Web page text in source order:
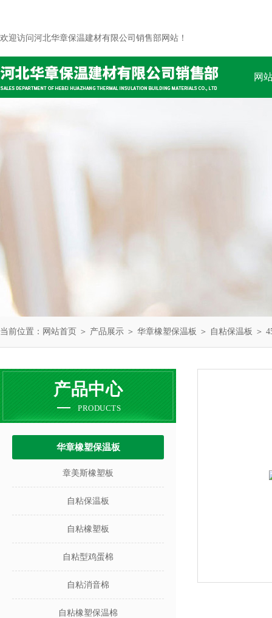
欢迎访问河北华章保温建材有限公司销售部网站！
网
当前位置： 网站首页 ＞ 产品展示 ＞ 华章橡塑保温板 ＞ 自粘保温板 ＞
产品中心
PRODUCTS
华章橡塑保温板
章美斯橡塑板
自粘保温板
自粘橡塑板
自粘型鸡蛋棉
自粘消音棉
自粘橡塑保温棉